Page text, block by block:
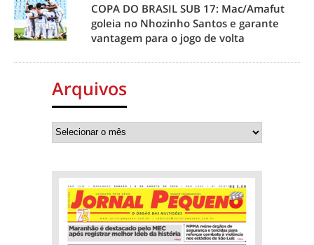
COPA DO BRASIL SUB 17: Mac/Amafut
goleia no Nhozinho Santos e garante
vantagem para o jogo de volta
Arquivos